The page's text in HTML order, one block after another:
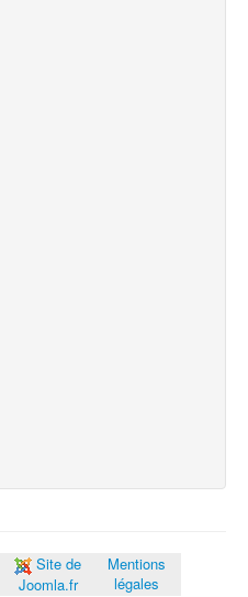
Site de
Joomla.fr
Mentions
légales